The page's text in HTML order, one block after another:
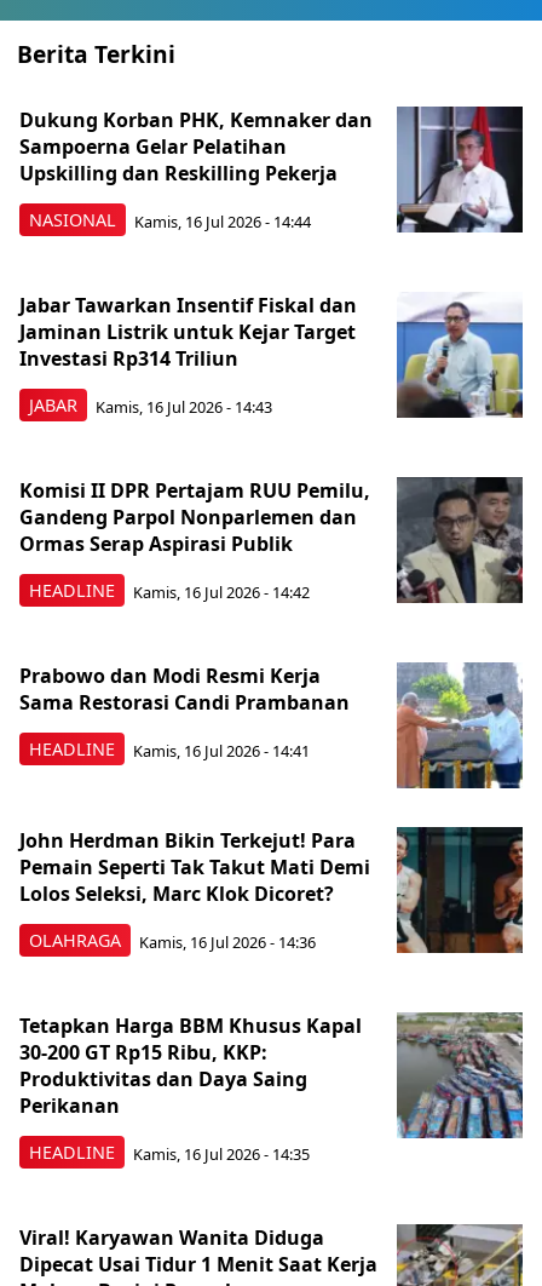
Berita Terkini
NASIONAL
Dukung Korban PHK, Kemnaker dan
Sampoerna Gelar Pelatihan
Upskilling dan Reskilling Pekerja
Kamis, 16 Jul 2026 - 14:44
JABAR
Jabar Tawarkan Insentif Fiskal dan
Jaminan Listrik untuk Kejar Target
Investasi Rp314 Triliun
Kamis, 16 Jul 2026 - 14:43
HEADLINE
Komisi II DPR Pertajam RUU Pemilu,
Gandeng Parpol Nonparlemen dan
Ormas Serap Aspirasi Publik
Kamis, 16 Jul 2026 - 14:42
HEADLINE
Prabowo dan Modi Resmi Kerja
Sama Restorasi Candi Prambanan
Kamis, 16 Jul 2026 - 14:41
OLAHRAGA
John Herdman Bikin Terkejut! Para
Pemain Seperti Tak Takut Mati Demi
Lolos Seleksi, Marc Klok Dicoret?
Kamis, 16 Jul 2026 - 14:36
HEADLINE
Tetapkan Harga BBM Khusus Kapal
30-200 GT Rp15 Ribu, KKP:
Produktivitas dan Daya Saing
Perikanan
Kamis, 16 Jul 2026 - 14:35
Viral! Karyawan Wanita Diduga
Dipecat Usai Tidur 1 Menit Saat Kerja